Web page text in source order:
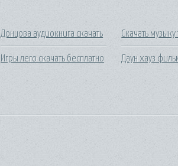
Донцова аудиокнига скачать
Игры лего скачать бесплатно
Скачать
Даун хауз